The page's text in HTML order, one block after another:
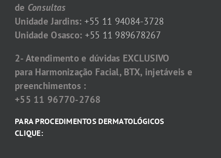
de Consultas
Unidade Jardins: +55 11 94084-3728
Unidade Osasco: +55 11 989678267
2- Atendimento e dúvidas EXCLUSIVO
para Harmonização Facial, BTX, injetáveis e
preenchimentos :
+55 11 96770-2768
PARA PROCEDIMENTOS DERMATOLÓGICOS
CLIQUE: